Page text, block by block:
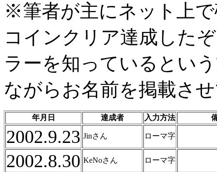
※筆者が主にネット上
コインクリア達成した
ラーを知っているとい
ながらお名前を掲載さ
年月日 達成者 入力方法
2002.9.23 Jinさん ローマ字
2002.8.30 KeNoさん ローマ字